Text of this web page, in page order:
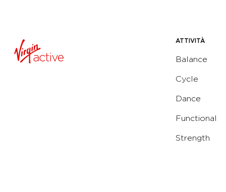
ATTIVITÀ
Balance
Cycle
Dance
Functional
Strength